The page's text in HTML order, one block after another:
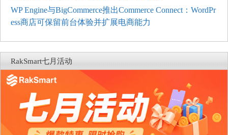
WP Engine与BigCommerce推出Commerce Connect：WordPr
ess商店可保留前台体验并扩展电商能力
RakSmart七月活动